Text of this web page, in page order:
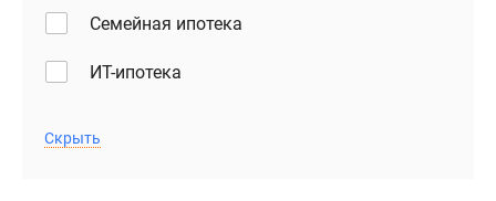
кредитования,
так
предоплату.
Семейная ипотека
ИТ-ипотека
Скрыть